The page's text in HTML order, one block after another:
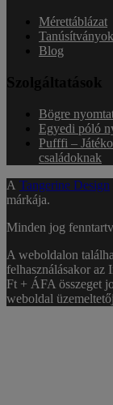
Mérettáblázat
Tanúsítványok
Blog
Szolgáltatások
Bögre
Egyedi póló
Pufffi –
családoknak
A Tangerine Design
márkája.
Minden jog
A weboldalon
felhasználásakor
Ft + ÁFA összeget
weboldal